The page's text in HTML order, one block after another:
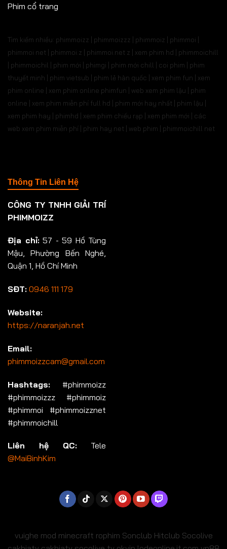
Phim cổ trang
Tìm kiếm nhiều: phimmoizz | phimmoizzz | phimmoiz | phimmoi |
phimmoi net | phimmoi.z | phimmoi.net z | xem phim hd | phimmoichill
| phimmoichil | phim mới | phimgi | phim mới chill | coi phim | phim
thuyết minh | phim vietsub | phim lẻ hàn quốc | xem phim fun | xem
phim online | xem phim online phimfun | web xem phim lậu | phim
online | xem phim miễn phí full hd | phim mới hay nhất | phim lậu |
xem phim hay | phimhd | xem phim chiếu rạp | xem phim mới | các
web xem phim miễn phí | phim hay.net | web phim | phimmoichill net
Thông Tin Liên Hệ
CÔNG TY TNHH GIẢI TRÍ
PHIMMOIZZ
Địa chỉ:57 - 59 Hồ Tùng
Mậu, Phường Bến Nghé,
Quận 1, Hồ Chí Minh
SĐT: 0946 111 179
Website:
https://naranjah.net
Email:
phimmoizzcam@gmail.com
Hashtags: #phimmoizz
#phimmoizzz #phimmoiz
#phimmoi #phimmoizznet
#phimmoichill
Liên hệ QC: Tele
@MaiBinhKim
vuighe mod minecraft rophim Sonclub Hitclub Socolive